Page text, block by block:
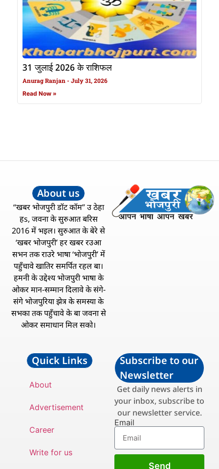
31 जुलाई 2026 के राशिफल
Anurag Ranjan July 31, 2026
Read Now »
About us
“खबर भोजपुरी डॉट कॉम” उ ठेहा
हs, जवना के सुरुआत बरिस
2016 में भइल। सुरुआत के बेरे से
‘खबर भोजपुरी’ हर खबर रउआ
सभन तक राउरे भाषा ‘भोजपुरी’ में
पहुँचावे खातिर समर्पित रहल बा।
हमनी के उद्देश्य भोजपुरी भाषा के
ओकर मान-सम्मान दिलावे के संगे-
संगे भोजपुरिया झेत्र के समस्या के
सभका तक पहुँचावे के बा जवना से
ओकर समाधान मिल सको।
Quick Links
About
Advertisement
Career
Write for us
Subscribe to our
Newsletter
Get daily news alerts in
your inbox, subscribe to
our newsletter service.
Email
Send